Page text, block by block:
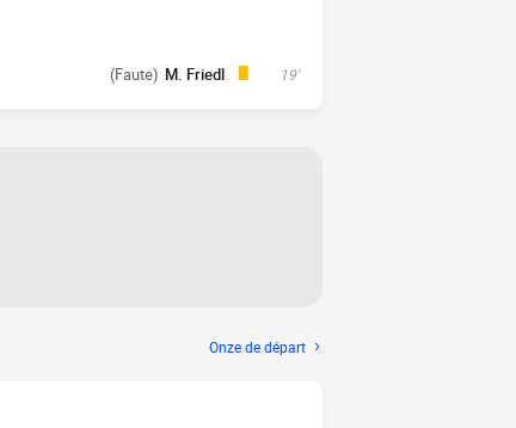
19'
M. Friedl
(Faute)
Onze de départ